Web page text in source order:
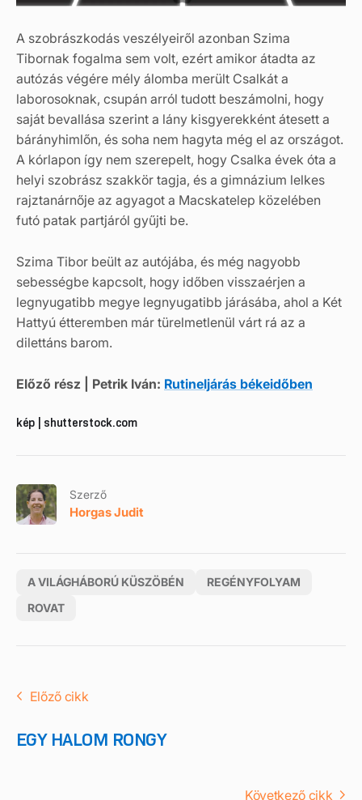
A szobrászkodás veszélyeiről azonban Szima
Tibornak fogalma sem volt, ezért amikor átadta az
autózás végére mély álomba merült Csalkát a
laborosoknak, csupán arról tudott beszámolni, hogy
saját bevallása szerint a lány kisgyerekként átesett a
bárányhimlőn, és soha nem hagyta még el az országot.
A kórlapon így nem szerepelt, hogy Csalka évek óta a
helyi szobrász szakkör tagja, és a gimnázium lelkes
rajztanárnője az agyagot a Macskatelep közelében
futó patak partjáról gyűjti be.
Szima Tibor beült az autójába, és még nagyobb
sebességbe kapcsolt, hogy időben visszaérjen a
legnyugatibb megye legnyugatibb járásába, ahol a Két
Hattyú étteremben már türelmetlenül várt rá az a
dilettáns barom.
Előző rész | Petrik Iván: Rutineljárás békeidőben
kép | shutterstock.com
Szerző
Horgas Judit
A VILÁGHÁBORÚ KÜSZÖBÉN
REGÉNYFOLYAM
ROVAT
Előző cikk
EGY HALOM RONGY
Következő cikk